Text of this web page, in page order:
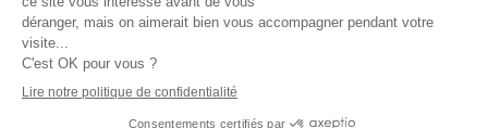
Nos Fixations
Systèmes de fixation pour panneaux
photovoltaïques sur toiture